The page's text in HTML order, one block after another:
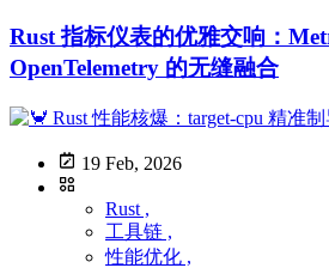
Rust 指标仪表的优雅交响：
OpenTelemetry 的无缝融合
19 Feb, 2026
Rust ,
工具链 ,
性能优化 ,